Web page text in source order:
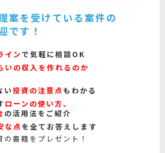
案を受けている案件の
です！
インで気軽に相談OK
いの収入を作れるのか
い投資の注意点 もわかる
ローンの使い方、
の活用法をご紹介
な点 を全てお答えします
書籍をプレゼント！